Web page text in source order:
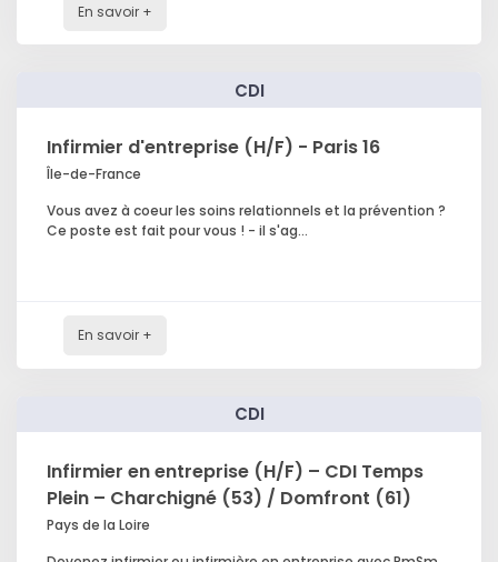
En savoir +
CDI
Infirmier d'entreprise (H/F) - Paris 16
Île-de-France
Vous avez à coeur les soins relationnels et la prévention ?
Ce poste est fait pour vous ! - il s'ag...
En savoir +
CDI
Infirmier en entreprise (H/F) – CDI Temps
Plein – Charchigné (53) / Domfront (61)
Pays de la Loire